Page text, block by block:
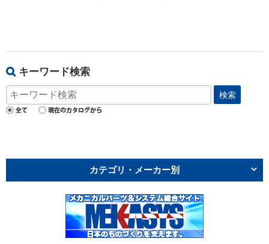
キーワード検索
検索
カテゴリ・メーカー別